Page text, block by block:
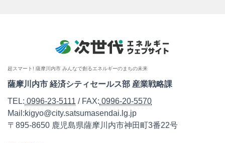
超スマート! 薩摩川内市 みんなで創るエネルギーのまちの未来
薩摩川内市 経済シティセールス部 産業戦略課
TEL: 0996-23-5111 / FAX: 0996-20-5570
Mail:kigyo@city.satsumasendai.lg.jp
〒895-8650 鹿児島県薩摩川内市神田町3番22号